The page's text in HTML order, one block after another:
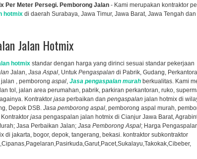
Per Meter Persegi. Pemborong Jalan - Kami merupakan kontraktor
hotmix di daerah Surabaya, Jawa Timur, Jawa Barat, Jawa Tengah dan
Jalan Hotmix
hotmix standar dengan harga yang dirinci sesuai standar pekerjaan
Jalan, Jasa Aspal, Untuk Pengaspalan di Pabrik, Gudang,
, pemborong aspal, Jasa pengaspalan murah berkualitas. Kami
tol, jalan area perumahan, pabrik, parkiran perkantoran, ruko,
Kontraktor jasa perbaikan dan pengaspalan jalan hotmix di
Depok DSB. Jasa pemborong aspal, pemborong aspal murah,
Kontraktor jasa pengaspalan jalan hotmix di Cianjur Jawa Barat,
Jasa Perbaikan Jalan; Jasa Pemborong Aspal; Harga
di jakarta, bogor, depok, tangerang, bekasi. kontraktor subkontraktor